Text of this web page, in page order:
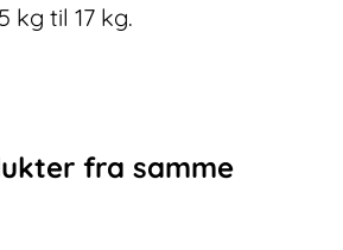
kg til 17 kg.
fra samme